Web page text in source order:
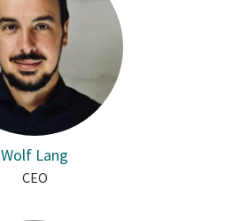
Wolf Lang
CEO